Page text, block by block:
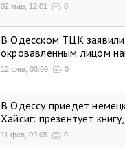
02 мар, 12:01 0
В Одесском ТЦК
окровавленным лицом
12 фев, 00:09 0
В Одессу приедет
Хайсиг: презентует
11 фев, 09:05 0